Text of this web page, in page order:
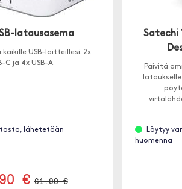
latausasema
kaikille USB-laitteillesi. 2x
C ja 4x USB-A.
lähetetään
€ 61.90 €
Satechi
Päivitä
lataukselle
Löytyy
huomenna